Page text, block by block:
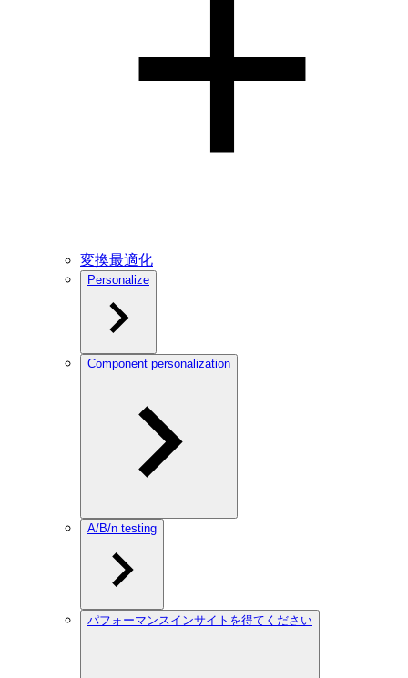
変換最適化
Personalize
Component personalization
A/B/n testing
パフォーマンスインサイトを得てください